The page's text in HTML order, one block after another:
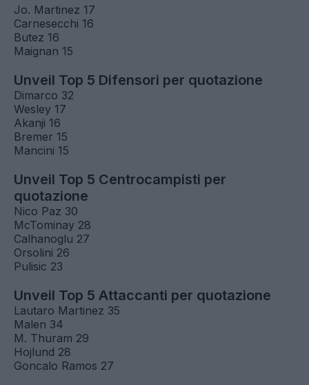
Jo. Martinez 17
Carnesecchi 16
Butez 16
Maignan 15
Unveil Top 5 Difensori per quotazione
Dimarco 32
Wesley 17
Akanji 16
Bremer 15
Mancini 15
Unveil Top 5 Centrocampisti per
quotazione
Nico Paz 30
McTominay 28
Calhanoglu 27
Orsolini 26
Pulisic 23
Unveil Top 5 Attaccanti per quotazione
Lautaro Martinez 35
Malen 34
M. Thuram 29
Hojlund 28
Goncalo Ramos 27